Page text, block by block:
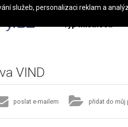
Typ místnosti
VIND
poslat e-mailem přidat do můj
služeb, personalizaci reklam a